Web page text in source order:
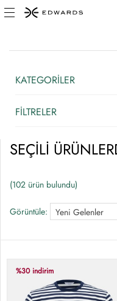
KATEGORİLER
FİLTRELER
SEÇİLİ
(102 ürün bulundu)
Görüntüle: Yeni Gelenler
%30 indirim